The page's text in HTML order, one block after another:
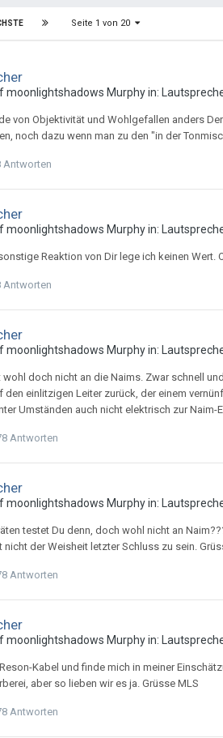
Seite 1 von 20
moonlightshadows Murphyin:
von Objektivität und Wohlgefallen anders
noch dazu wenn man zu den "in der
Antworten
moonlightshadows Murphyin:
Reaktion von Dir lege ich keinen
Antworten
moonlightshadows Murphyin:
doch nicht an die Naims. Zwar schnell
einlitzigen Leiter zurück, der einem
Umständen auch nicht elektrisch zur
Antworten
moonlightshadows Murphyin:
testet Du denn, doch wohl nicht an
nicht der Weisheit letzter Schluss zu sein.
Antworten
moonlightshadows Murphyin:
Kabel und finde mich in meiner
aber so lieben wir es ja. Grüsse MLS
Antworten